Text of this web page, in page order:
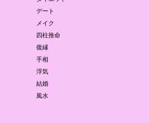
デート
メイク
四柱推命
復縁
手相
浮気
結婚
風水